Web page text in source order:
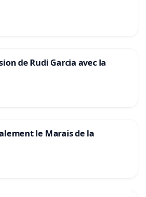
de Rudi Garcia avec la
le Marais de la